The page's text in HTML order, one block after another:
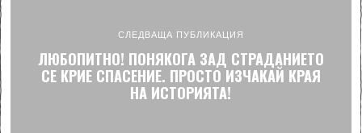
СЛЕДВАЩА ПУБЛИКАЦИЯ
ЛЮБОПИТНО! ПОНЯКОГА ЗАД СТРАДАНИЕТО
СЕ КРИЕ СПАСЕНИЕ. ПРОСТО ИЗЧАКАЙ КРАЯ
НА ИСТОРИЯТА!